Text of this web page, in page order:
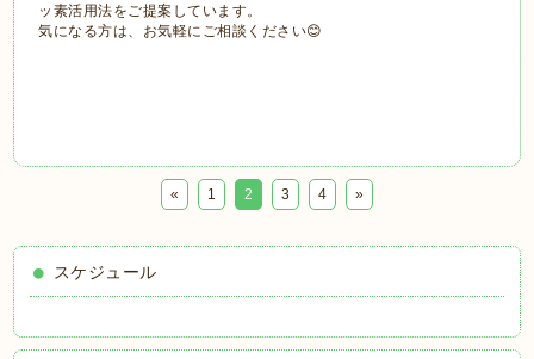
ッ素活用法をご提案しています。
気になる方は、お気軽にご相談ください😊
« 1 2 3 4 »
スケジュール